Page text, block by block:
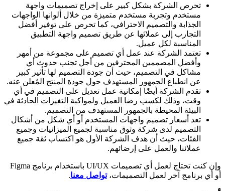
تحرص الشركة بشكل كبير على إخراج تصميمات واجهة
مستخدم وتجربة مستخدم متميزة من خلال ألوانها الواجهات
الجذابة والتصميم الاحترافي، كما تحرص على توفير أفضل
التجارب إلى عملائها عن طريق تصميم واجهة التطبيق
المناسبة لكل عميل.
تعتمد الشركة عند عمل أي تصميم على مجموعة من أمهر
وأفضل المصممين المحترفين من أجل تجنب حدوث أي
مشاكل في التصميم، حيث أن جودة التصميم لها تأثير كبير
عن انطباع الجمهور المستهدف حول جودة المنتج المُعلن عنه.
تقدم الشركة أيضًا إمكانية عمل تعديل على التصميم في أي
وقت، وذلك لكسب رضا العميل ولمواكبة التغيرات الحادثة في
البيئة المحيطة بالجمهور المستهدف من التصميم.
تعد أسعار تصميم واجهات المستخدم أو أي شكل من أشكال
التصميم لدى شركة وثوق مناسبة لجميع الميزانيات وجميع
الفئات، حيث أن هدف الشركة الأول هو اكتساب ثقة جميع
عملائنا والعمل على إرضائهم.
وإن كنت تحتاج لعمل أي تصميمات UI/UX باستخدام برنامج Figma
أو أي برنامج آخر لعمل التصميمات،تواصل معنا.